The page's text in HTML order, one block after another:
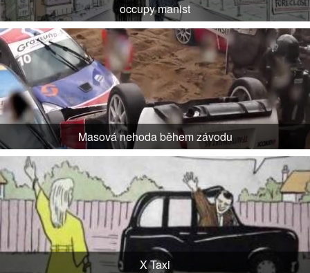
occupy manist
Masová nehoda během závodu
X Taxi